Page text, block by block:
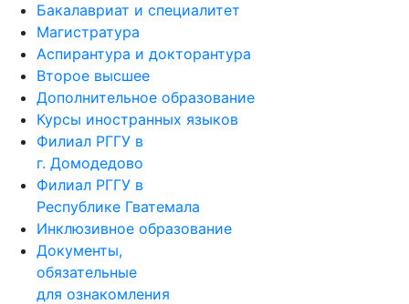
Бакалавриат и специалитет
Магистратура
Аспирантура и докторантура
Второе высшее
Дополнительное образование
Курсы иностранных языков
Филиал РГГУ в
г. Домодедово
Филиал РГГУ в
Республике Гватемала
Инклюзивное образование
Документы,
обязательные
для ознакомления